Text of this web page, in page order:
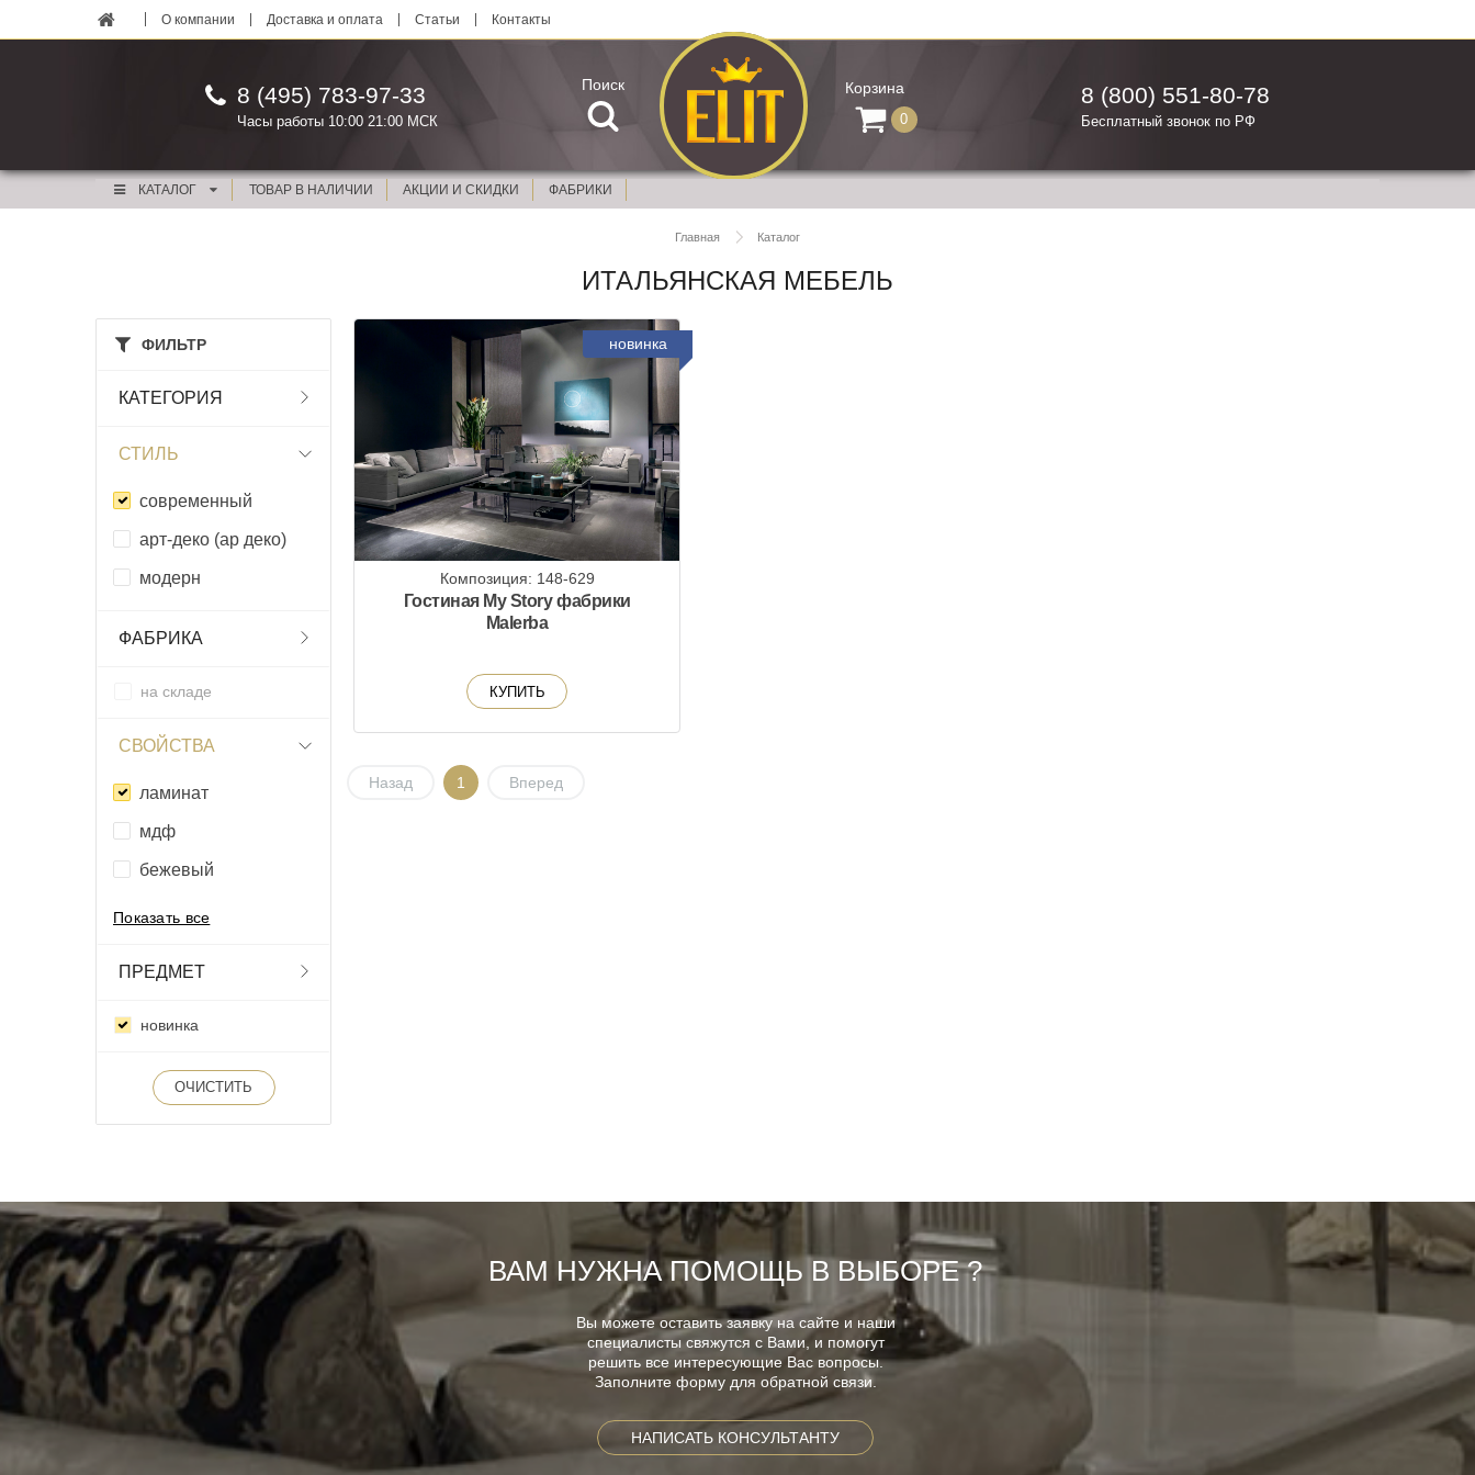
О компании Доставка и оплата Статьи Контакты
8 (495) 783-97-33
Часы работы 10:00 21:00 МСК
Поиск Корзина
0
8 (800) 551-80-78
Бесплатный звонок по РФ
КАТАЛОГ ТОВАР В НАЛИЧИИ АКЦИИ И СКИДКИ ФАБРИКИ
Главная Каталог
ИТАЛЬЯНСКАЯ МЕБЕЛЬ
ФИЛЬТР
КАТЕГОРИЯ
СТИЛЬ
современный
арт-деко (ар деко)
модерн
ФАБРИКА
на складе
СВОЙСТВА
ламинат
мдф
бежевый
Показать все
ПРЕДМЕТ
новинка
ОЧИСТИТЬ
новинка
Композиция: 148-629
Гостиная My Story фабрики
Malerba
КУПИТЬ
Назад 1 Вперед
ВАМ НУЖНА ПОМОЩЬ В ВЫБОРЕ ?
Вы можете оставить заявку на сайте и наши
специалисты свяжутся с Вами, и помогут
решить все интересующие Вас вопросы.
Заполните форму для обратной связи.
НАПИСАТЬ КОНСУЛЬТАНТУ